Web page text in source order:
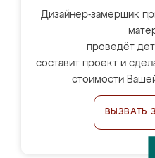
Дизайнер-замерщик
проведёт
составит проект и
стоимости
ВЫЗВАТЬ